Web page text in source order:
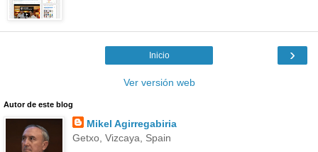
›
Inicio
Ver versión web
Autor de este blog
Mikel Agirregabiria
Getxo, Vizcaya, Spain